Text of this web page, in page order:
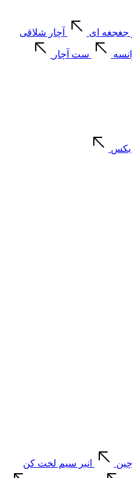
جغجغه ای آچار شلاقی
ست آچار
بکس
چین انبر سیم لخت کن